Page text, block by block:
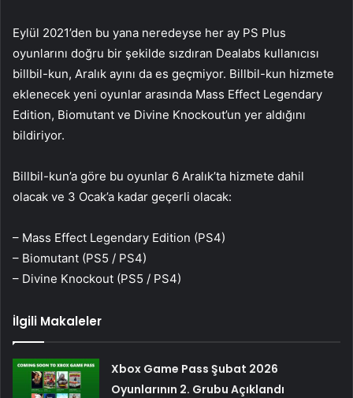
Eylül 2021’den bu yana neredeyse her ay PS Plus
oyunlarını doğru bir şekilde sızdıran Dealabs kullanıcısı
billbil-kun, Aralık ayını da es geçmiyor. Billbil-kun hizmete
eklenecek yeni oyunlar arasında Mass Effect Legendary
Edition, Biomutant ve Divine Knockout’un yer aldığını
bildiriyor.
Billbil-kun’a göre bu oyunlar 6 Aralık’ta hizmete dahil
olacak ve 3 Ocak’a kadar geçerli olacak:
– Mass Effect Legendary Edition (PS4)
– Biomutant (PS5 / PS4)
– Divine Knockout (PS5 / PS4)
İlgili Makaleler
Xbox Game Pass Şubat 2026
Oyunlarının 2. Grubu Açıklandı